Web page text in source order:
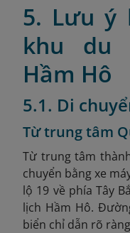
5. Lưu ý
khu du
Hầm Hô
5.1. Di
Từ trung tâm
Từ trung tâm
chuyển bằng xe
lộ 19 về phía Tây
lịch Hầm Hô.
biển chỉ dẫn rõ